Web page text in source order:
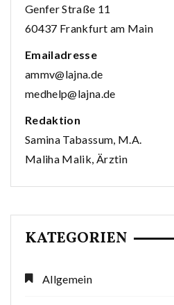
Genfer Straße 11
60437 Frankfurt am Main
Emailadresse
ammv@lajna.de
medhelp@lajna.de
Redaktion
Samina Tabassum, M.A.
Maliha Malik, Ärztin
KATEGORIEN
Allgemein